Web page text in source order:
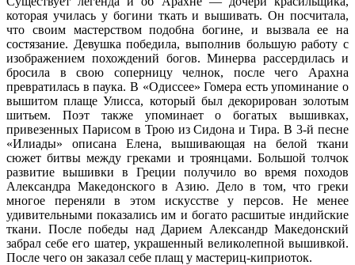
которая училась у богини ткать и вышивать. Он посчитала,
что своим мастерством подобна богине, и вызвала ее на
состязание. Девушка победила, выполнив большую работу с
изображением похождений богов. Минерва рассердилась и
бросила в свою соперницу челнок, после чего Арахна
превратилась в паука. В «Одиссее» Гомера есть упоминание о
вышитом плаще Улисса, который был декорирован золотым
шитьем. Поэт также упоминает о богатых вышивках,
привезенных Парисом в Трою из Сидона и Тира. В 3-й песне
«Илиады» описана Елена, вышивающая на белой ткани
сюжет битвы между греками и троянцами. Большой толчок
развитие вышивки в Греции получило во время походов
Александра Македонского в Азию. Дело в том, что греки
многое переняли в этом искусстве у персов. Не менее
удивительными показались им и богато расшитые индийские
ткани. После победы над Дарием Александр Македонский
забрал себе его шатер, украшенный великолепной вышивкой.
После чего он заказал себе плащ у мастериц-киприоток.